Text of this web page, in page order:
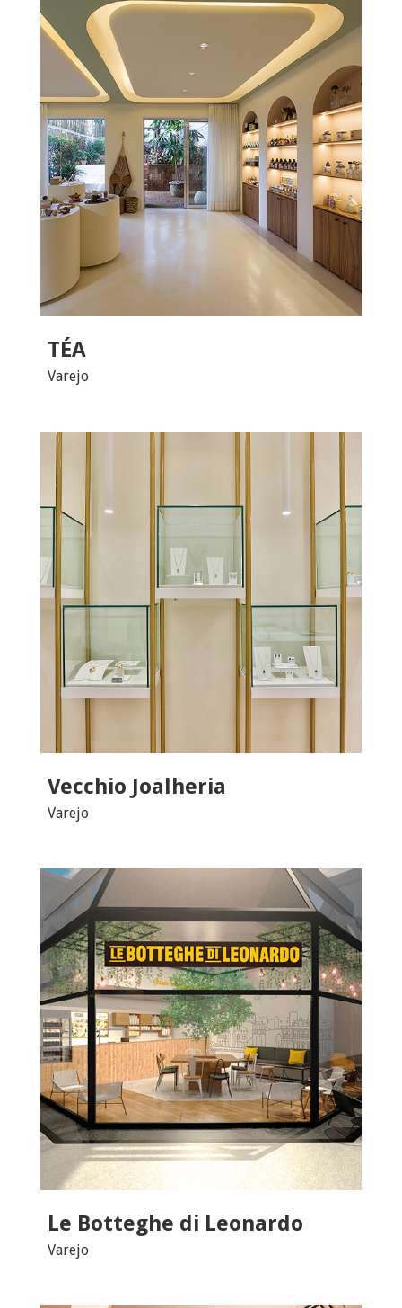
TÉA
Varejo
Vecchio Joalheria
Varejo
Le Botteghe di Leonardo
Varejo